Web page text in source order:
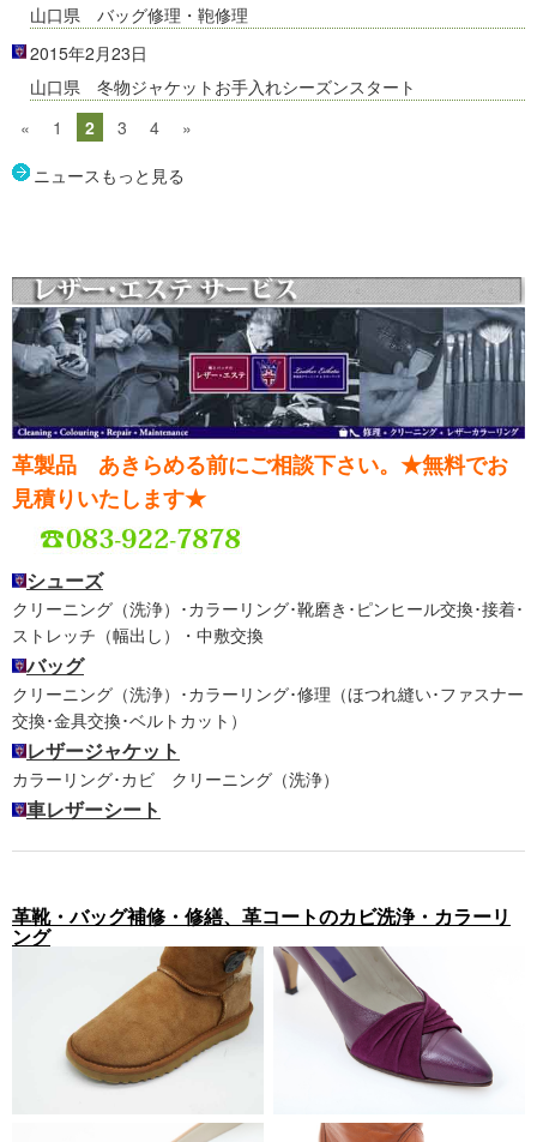
山口県 バッグ修理・鞄修理
2015年2月23日
山口県 冬物ジャケットお手入れシーズンスタート
«
1 2 3 4
»
ニュースもっと見る
革製品 あきらめる前にご相談下さい。★無料でお
見積りいたします★
シューズ
クリーニング（洗浄）･カラーリング･靴磨き･ピンヒール交換･接着･
ストレッチ（幅出し）・中敷交換
バッグ
クリーニング（洗浄）･カラーリング･修理（ほつれ縫い･ファスナー
交換･金具交換･ベルトカット）
レザージャケット
カラーリング･カビ クリーニング（洗浄）
車レザーシート
革靴・バッグ補修・修繕、革コートのカビ洗浄・カラーリ
ング